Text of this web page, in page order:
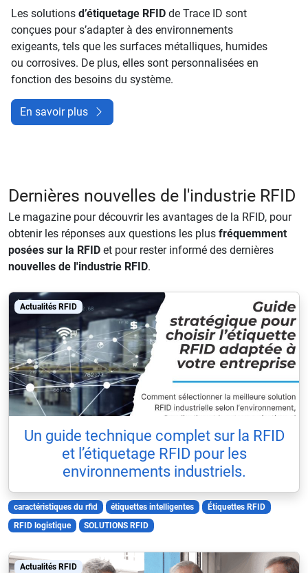
Les solutions d’étiquetage RFID de Trace ID sont
conçues pour s’adapter à des environnements
exigeants, tels que les surfaces métalliques, humides
ou corrosives. De plus, elles sont personnalisées en
fonction des besoins du système.
En savoir plus
Dernières nouvelles de l'industrie RFID
Le magazine pour découvrir les avantages de la RFID, pour
obtenir les réponses aux questions les plus fréquemment
posées sur la RFID et pour rester informé des dernières
nouvelles de l'industrie RFID.
Actualités RFID
Un guide technique complet sur la RFID
et l’étiquetage RFID pour les
environnements industriels.
caractéristiques du rfid étiquettes intelligentes
Étiquettes RFID
RFID logistique
SOLUTIONS RFID
Actualités RFID